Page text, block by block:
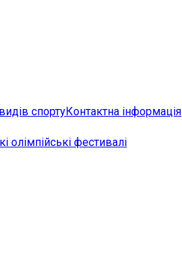
спортуКонтактна інформація
олімпійські фестивалі